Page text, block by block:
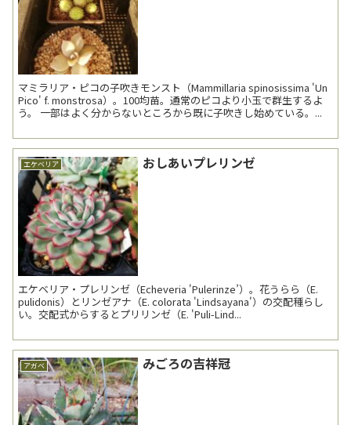
マミラリア・ピコの子吹きモンスト（Mammillaria spinosissima 'Un
Pico' f. monstrosa）。100均苗。通常のピコより小玉で群生するよ
う。 一部はよく分からないところから既に子吹きし始めている。...
エケベリア おしあいプレリンゼ
エケベリア・プレリンゼ（Echeveria 'Pulerinze’）。花うらら（E.
pulidonis）とリンゼアナ（E. colorata 'Lindsayana'）の交配種らし
い。交配式からするとプリリンゼ（E. 'Puli-Lind...
アガベ みごろの吉祥冠